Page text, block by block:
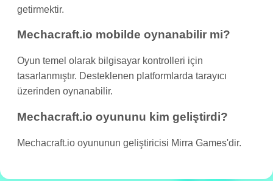
getirmektir.
Mechacraft.io mobilde oynanabilir mi?
Oyun temel olarak bilgisayar kontrolleri için
tasarlanmıştır. Desteklenen platformlarda tarayıcı
üzerinden oynanabilir.
Mechacraft.io oyununu kim geliştirdi?
Mechacraft.io oyununun geliştiricisi Mirra Games'dir.